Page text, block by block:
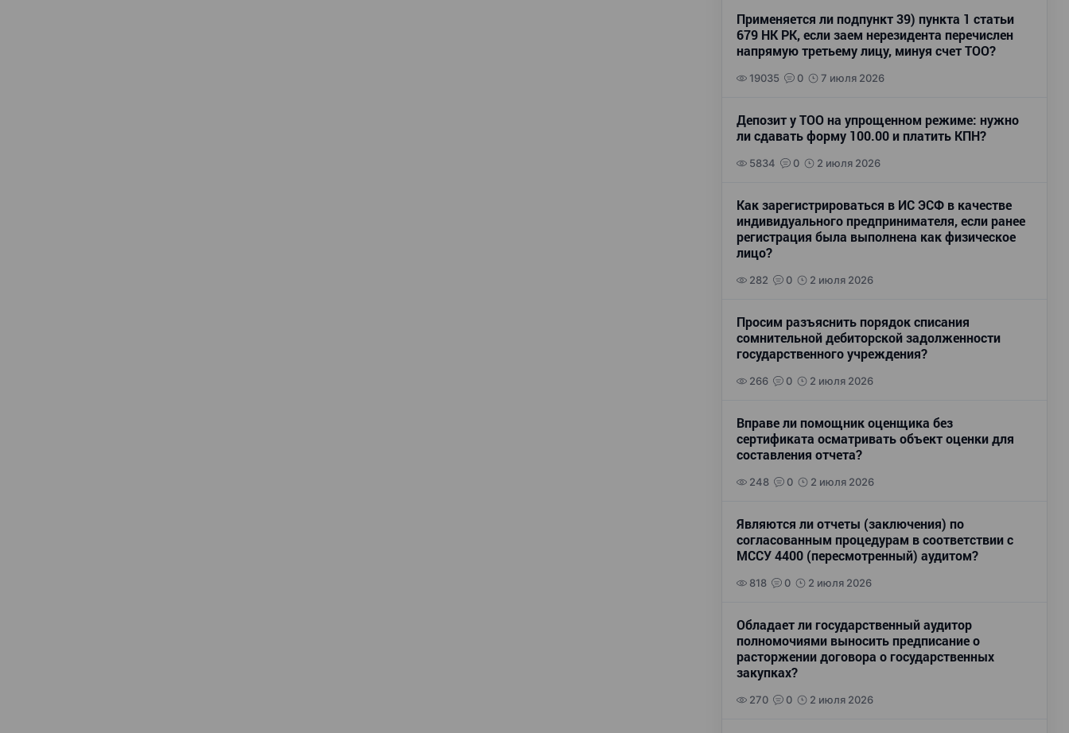
Применяется ли подпункт 39) пункта 1 статьи
679 НК РК, если заем нерезидента перечислен
напрямую третьему лицу, минуя счет ТОО?
19035 0 7 июля 2026
Депозит у ТОО на упрощенном режиме: нужно
ли сдавать форму 100.00 и платить КПН?
5834 0 2 июля 2026
Как зарегистрироваться в ИС ЭСФ в качестве
индивидуального предпринимателя, если ранее
регистрация была выполнена как физическое
лицо?
282 0 2 июля 2026
Просим разъяснить порядок списания
сомнительной дебиторской задолженности
государственного учреждения?
266 0 2 июля 2026
Вправе ли помощник оценщика без
сертификата осматривать объект оценки для
составления отчета?
248 0 2 июля 2026
Являются ли отчеты (заключения) по
согласованным процедурам в соответствии с
МССУ 4400 (пересмотренный) аудитом?
818 0 2 июля 2026
Обладает ли государственный аудитор
полномочиями выносить предписание о
расторжении договора о государственных
закупках?
270 0 2 июля 2026